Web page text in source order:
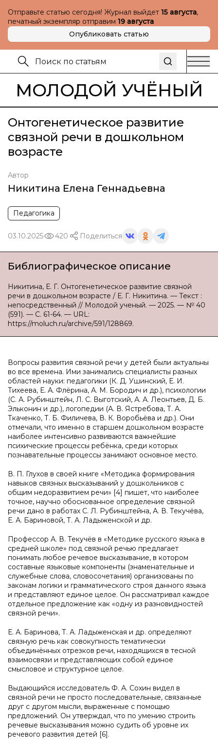
Отправьте статью сегодня! Журнал выйдет 15 августа,
печатный экземпляр отправим 19 августа
Опубликовать статью
МОЛОДОЙ УЧЁНЫЙ
Онтогенетическое развитие
связной речи в дошкольном
возрасте
Автор
Никитина Елена Геннадьевна
Педагогика
03.10.2025 420 Поделиться
Библиографическое описание
Никитина, Е. Г. Онтогенетическое развитие связной
речи в дошкольном возрасте / Е. Г. Никитина. — Текст :
непосредственный // Молодой ученый. — 2025. — № 40
(591). — С. 61-64. — URL:
https://moluch.ru/archive/591/128869.
Вопросы развития связной речи у детей были актуальны
во все времена. Ими занимались специалисты разных
областей науки: педагогики (К. Д. Ушинский, Е. И.
Тихеева, Е. А. Флёрина, А. М. Бородич и др.), психологии
(С. А. Рубинштейн, Л. С. Выготский, А. А. Леонтьев, Д. Б.
Эльконин и др.), логопедии (А. В. Ястребова, Т. А.
Ткаченко, Т. Б. Филичева, В. К. Воробьёва и др.). Они
отмечали, что именно в старшем дошкольном возрасте
наиболее интенсивно развиваются важнейшие
психические процессы ребёнка, среди которых
познавательные процессы занимают основное место.
В. П. Глухов в своей книге «Методика формирования
навыков связных высказываний у дошкольников с
общим недоразвитием речи» [4] пишет, что наиболее
точное, научно обоснованное определение связной
речи дано в работах С. Л. Рубинштейна, А. В. Текучёва,
Е. А. Бариновой, Т. А. Ладыженской и др.
Профессор А. В. Текучёв в «Методике русского языка в
средней школе» под связной речью предлагает
понимать любое речевое высказывание, в котором
составные языковые компоненты (знаменательные и
служебные слова, словосочетания) организованы по
законам логики и грамматического строя данного языка
и представляют единое целое. Он рассматривал каждое
отдельное предложение как «одну из разновидностей
связной речи».
Е. А. Баринова, Т. А. Ладыженская и др. определяют
связную речь как совокупность тематически
объединённых отрезков речи, находящихся в тесной
взаимосвязи и представляющих собой единое
смысловое и структурное целое.
Выдающийся исследователь Ф. А. Сохин видел в
связной речи не просто последовательные, связанные
друг с другом мысли, выраженные с помощью
предложений. Он утверждал, что по умению строить
речевые высказывания можно судить об уровне их
речевого развития детей [6].